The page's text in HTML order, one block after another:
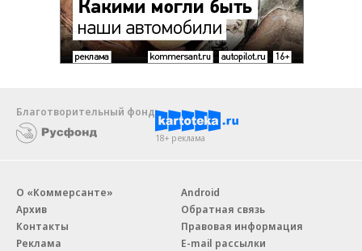
Благотворительный фонд
18+ реклама
О «Коммерсанте»
Архив
Контакты
Реклама
Android
Обратная связь
Правовая информация
E-mail рассылки